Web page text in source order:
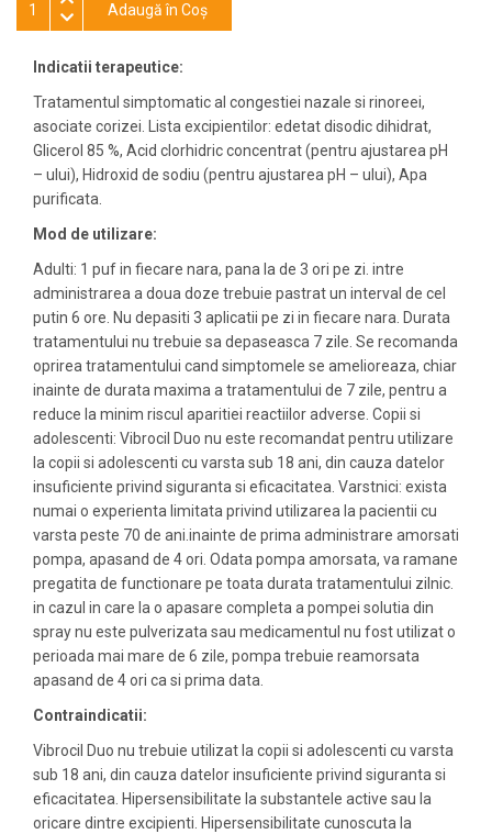
Adaugă în Coş
Indicatii terapeutice:
Tratamentul simptomatic al congestiei nazale si rinoreei,
asociate corizei. Lista excipientilor: edetat disodic dihidrat,
Glicerol 85 %, Acid clorhidric concentrat (pentru ajustarea pH
– ului), Hidroxid de sodiu (pentru ajustarea pH – ului), Apa
purificata.
Mod de utilizare:
Adulti: 1 puf in fiecare nara, pana la de 3 ori pe zi. intre
administrarea a doua doze trebuie pastrat un interval de cel
putin 6 ore. Nu depasiti 3 aplicatii pe zi in fiecare nara. Durata
tratamentului nu trebuie sa depaseasca 7 zile. Se recomanda
oprirea tratamentului cand simptomele se amelioreaza, chiar
inainte de durata maxima a tratamentului de 7 zile, pentru a
reduce la minim riscul aparitiei reactiilor adverse. Copii si
adolescenti: Vibrocil Duo nu este recomandat pentru utilizare
la copii si adolescenti cu varsta sub 18 ani, din cauza datelor
insuficiente privind siguranta si eficacitatea. Varstnici: exista
numai o experienta limitata privind utilizarea la pacientii cu
varsta peste 70 de ani.inainte de prima administrare amorsati
pompa, apasand de 4 ori. Odata pompa amorsata, va ramane
pregatita de functionare pe toata durata tratamentului zilnic.
in cazul in care la o apasare completa a pompei solutia din
spray nu este pulverizata sau medicamentul nu fost utilizat o
perioada mai mare de 6 zile, pompa trebuie reamorsata
apasand de 4 ori ca si prima data.
Contraindicatii:
Vibrocil Duo nu trebuie utilizat la copii si adolescenti cu varsta
sub 18 ani, din cauza datelor insuficiente privind siguranta si
eficacitatea. Hipersensibilitate la substantele active sau la
oricare dintre excipienti. Hipersensibilitate cunoscuta la